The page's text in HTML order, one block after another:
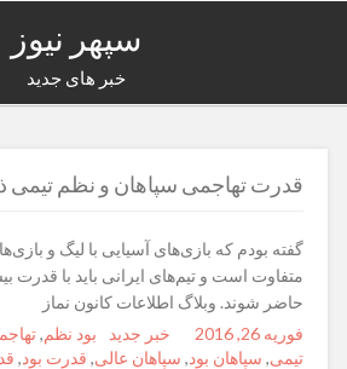
سپهر نیوز
خبر های جدید
قدرت تهاجمی سپاهان و نظم تیمی
گفته بودم که بازی‌های آ‌سیا‌یی با لیگ و
متفاوت است و تیم‌های ایرانی باید با قدرت
حاضر ‌شوند. وبلاگ اطلاعات کانون نماز
Posted
on
فوریه 26, 2016 Author
Categories
خبر جدید Tags
بود نظم,
تیمی, سپاهان بود, سپاهان عالی‌, قدرت بود,